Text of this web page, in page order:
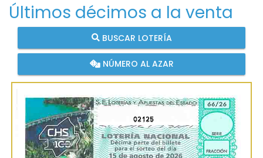
Últimos décimos a la venta
BUSCAR LOTERÍA
NÚMERO AL AZAR
02125